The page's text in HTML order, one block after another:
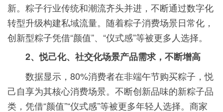
新。粽子行业传统和潮流齐头并进，不断通过数字化
转型升级构建私域流量。随着粽子消费场景日常化，
创新型粽子凭借“颜值”、“仪式感”等被更多人选择。
2、悦己化、社交化场景产品需求，不断增高
数据显示，80%消费者在非端午节购买粽子，悦
己自享为其核心消费场景。不断创新品味的新粽子品
类，凭借“颜值”“仪式感”等被更多年轻人选择。商家